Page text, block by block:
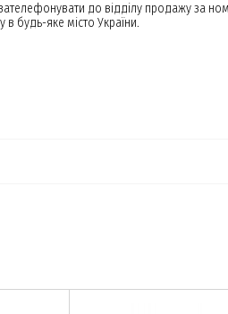
до відділу продажу за
будь-яке місто України.